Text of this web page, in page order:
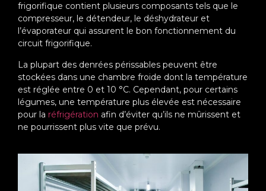
frigorifique contient plusieurs composants tels que le
compresseur, le détendeur, le déshydrateur et
l’évaporateur qui assurent le bon fonctionnement du
circuit frigorifique.
La plupart des denrées périssables peuvent être
stockées dans une chambre froide dont la température
est réglée entre 0 et 10 °C. Cependant, pour certains
légumes, une température plus élevée est nécessaire
pour la réfrigération afin d’éviter qu’ils ne mûrissent et
ne pourrissent plus vite que prévu.